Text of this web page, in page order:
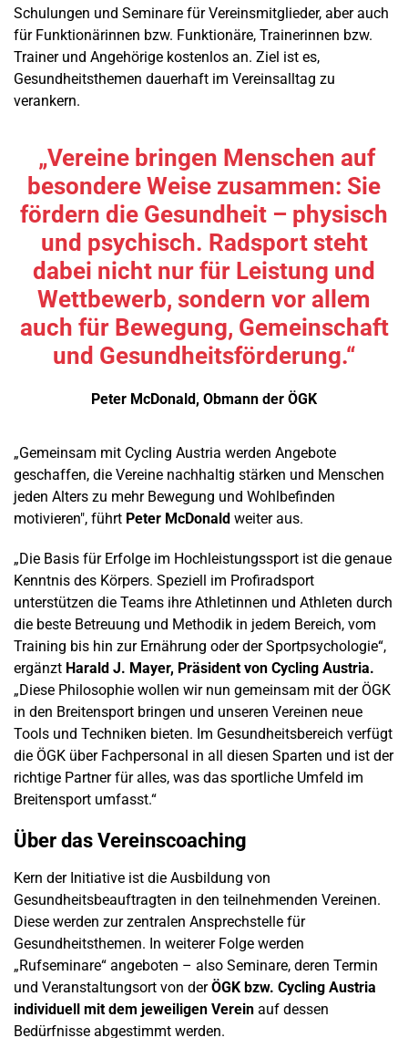
Schulungen und Seminare für Vereinsmitglieder, aber auch
für Funktionärinnen bzw. Funktionäre, Trainerinnen bzw.
Trainer und Angehörige kostenlos an. Ziel ist es,
Gesundheitsthemen dauerhaft im Vereinsalltag zu
verankern.
„Vereine bringen Menschen auf
besondere Weise zusammen: Sie
fördern die Gesundheit – physisch
und psychisch. Radsport steht
dabei nicht nur für Leistung und
Wettbewerb, sondern vor allem
auch für Bewegung, Gemeinschaft
und Gesundheitsförderung.“
Peter McDonald, Obmann der ÖGK
„Gemeinsam mit Cycling Austria werden Angebote
geschaffen, die Vereine nachhaltig stärken und Menschen
jeden Alters zu mehr Bewegung und Wohlbefinden
motivieren", führt Peter McDonald weiter aus.
„Die Basis für Erfolge im Hochleistungssport ist die genaue
Kenntnis des Körpers. Speziell im Profiradsport
unterstützen die Teams ihre Athletinnen und Athleten durch
die beste Betreuung und Methodik in jedem Bereich, vom
Training bis hin zur Ernährung oder der Sportpsychologie“,
ergänzt Harald J. Mayer, Präsident von Cycling Austria.
„Diese Philosophie wollen wir nun gemeinsam mit der ÖGK
in den Breitensport bringen und unseren Vereinen neue
Tools und Techniken bieten. Im Gesundheitsbereich verfügt
die ÖGK über Fachpersonal in all diesen Sparten und ist der
richtige Partner für alles, was das sportliche Umfeld im
Breitensport umfasst.“
Über das Vereinscoaching
Kern der Initiative ist die Ausbildung von
Gesundheitsbeauftragten in den teilnehmenden Vereinen.
Diese werden zur zentralen Ansprechstelle für
Gesundheitsthemen. In weiterer Folge werden
„Rufseminare“ angeboten – also Seminare, deren Termin
und Veranstaltungsort von derÖGK bzw. Cycling Austria
individuell mit dem jeweiligen Verein auf dessen
Bedürfnisse abgestimmt werden.